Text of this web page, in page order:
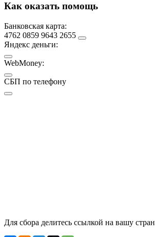
Как оказать помощь
Банковская карта:
4762 0859 9643 2655
Яндекс деньги:
WebMoney:
СБП по телефону
Для сбора делитесь ссылкой на вашу